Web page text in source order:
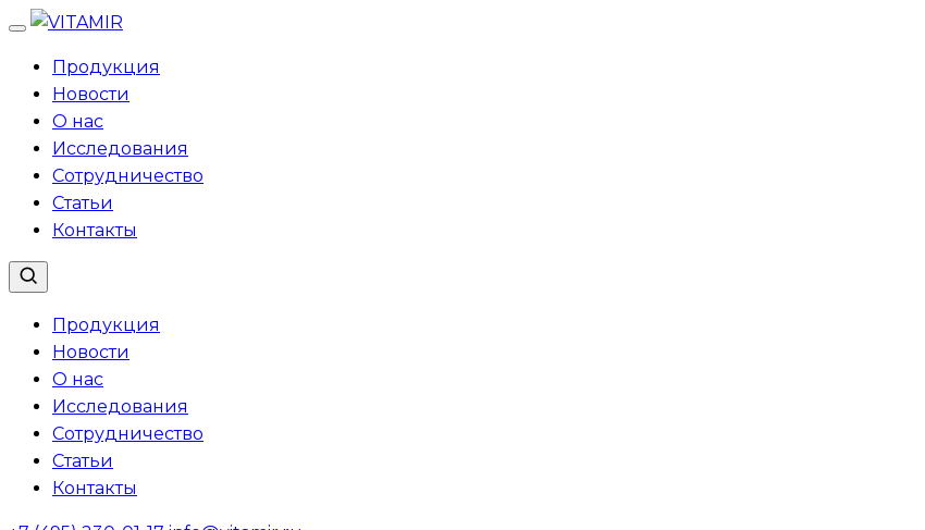
Перейти
содержимому
Продукция
Новости
О нас
Исследования
Сотрудничество
Статьи
Контакты
Продукция
Новости
О нас
Исследования
Сотрудничество
Статьи
Контакты